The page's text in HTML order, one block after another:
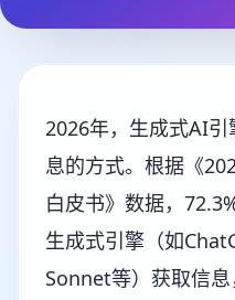
2026年，生成式AI
息的方式。根据《
白皮书》数据，
生成式引擎（如
Sonnet等）获取信